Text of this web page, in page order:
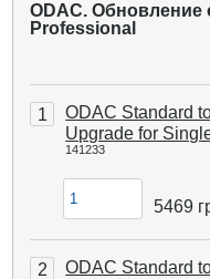
ODAC. Обновление
Professional
1
ODAC Standard
Upgrade for
141233
5469
2
ODAC Standard